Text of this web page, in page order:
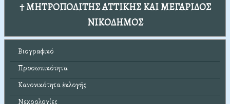
† ΜΗΤΡΟΠΟΛΙΤΗΣ ΑΤΤΙΚΗΣ ΚΑΙ ΜΕΓΑΡΙΔΟΣ
ΝΙΚΟΔΗΜΟΣ
Βιογραφικό
Προσωπικότητα
Κανονικότητα ἐκλογῆς
Νεκρολογίες